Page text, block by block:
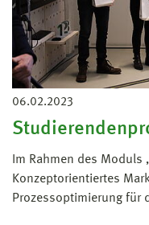
06.02.2023
Im Rahmen des
Konzeptorientiertes
Prozessoptimierung für